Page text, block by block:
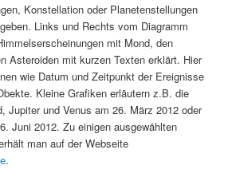
Konstellation oder Planetenstellungen
Links und Rechts vom Diagramm
mit Mond, den
Asteroiden mit kurzen Texten erklärt. Hier
wie Datum und Zeitpunkt der Ereignisse
Kleine Grafiken erläutern z.B. die
Jupiter und Venus am 26. März 2012 oder
Juni 2012. Zu einigen ausgewählten
man auf der Webseite
.